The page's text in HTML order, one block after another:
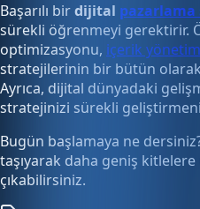
Başarılı birdijital
sürekli öğrenmeyi gerektirir.
optimizasyonu, içerik
stratejilerinin bir bütün olarak
Ayrıca, dijital dünyadaki
stratejinizi sürekli
Bugün başlamaya ne
taşıyarak daha geniş
çıkabilirsiniz.